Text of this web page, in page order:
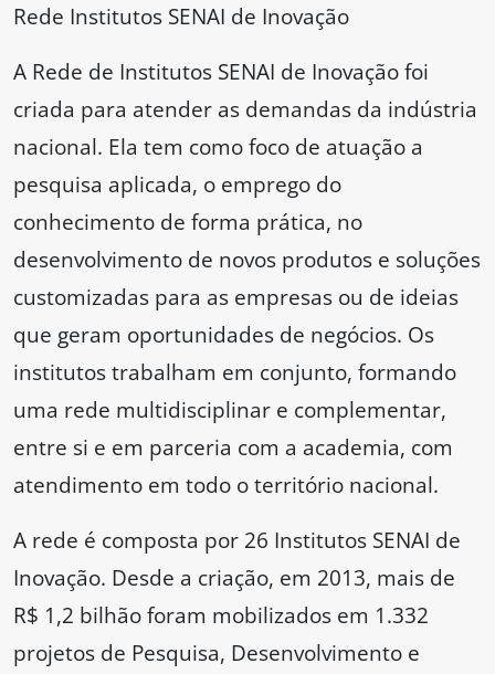
Rede Institutos SENAI de Inovação
A Rede de Institutos SENAI de Inovação foi
criada para atender as demandas da indústria
nacional. Ela tem como foco de atuação a
pesquisa aplicada, o emprego do
conhecimento de forma prática, no
desenvolvimento de novos produtos e soluções
customizadas para as empresas ou de ideias
que geram oportunidades de negócios. Os
institutos trabalham em conjunto, formando
uma rede multidisciplinar e complementar,
entre si e em parceria com a academia, com
atendimento em todo o território nacional.
A rede é composta por 26 Institutos SENAI de
Inovação. Desde a criação, em 2013, mais de
R$ 1,2 bilhão foram mobilizados em 1.332
projetos de Pesquisa, Desenvolvimento e